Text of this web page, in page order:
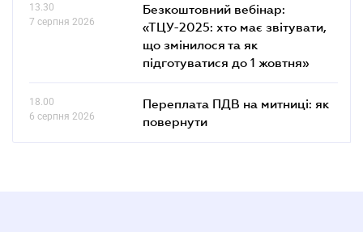
13.30
7 серпня 2026
Безкоштовний вебінар:
«ТЦУ-2025: хто має звітувати,
що змінилося та як
підготуватися до 1 жовтня»
18.00
6 серпня 2026
Переплата ПДВ на митниці: як
повернути